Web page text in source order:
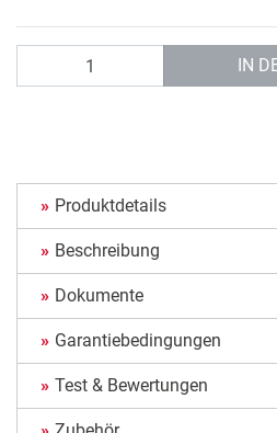
IN
Produktdetails
Beschreibung
Dokumente
Garantiebedingungen
Test & Bewertungen